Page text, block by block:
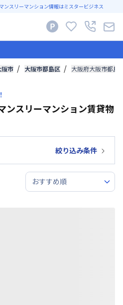
ンスリーマンション情報はミスタービジネス
阪市 大阪市都島区 大阪府大阪市都島
ンスリーマンション賃貸物
絞り込み条件